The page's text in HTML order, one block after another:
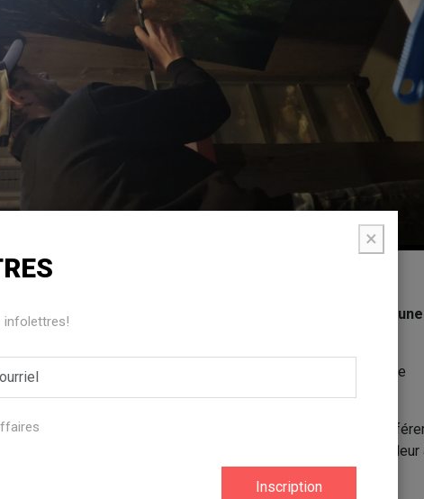
Turgeon de Saint-Agapit a repris ses pinceaux après une
toile représentant Bob Marley qu’il a créé pour répondre à une
les animaux et l’abstrait. Il crée également à l’aide de
à l’huile et le travail à la spatule pour donner de la profondeur
×
infolettres!